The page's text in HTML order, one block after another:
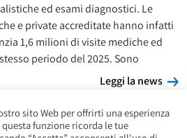
ed esami diagnostici. Le
e private accreditate hanno infatti
1,6 milioni di visite mediche ed
periodo del 2025. Sono
Leggi la news
sito Web per offrirti una esperienza
funzione ricorda le tue